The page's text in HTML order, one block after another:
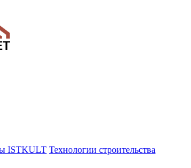
ISTKULT Технологии строительства